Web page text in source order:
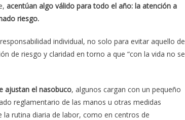
acentúan algo válido para todo el año: la atención a
riesgo.
individual, no solo para evitar aquello de
de riesgo y claridad en torno a que “con la vida no se
ajustan el nasobuco, algunos cargan con un pequeño
reglamentario de las manos u otras medidas
rutina diaria de labor, como en centros de